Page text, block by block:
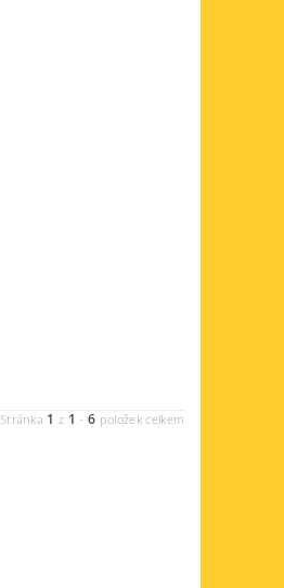
Stránka 1 z 1 -6 položek celkem